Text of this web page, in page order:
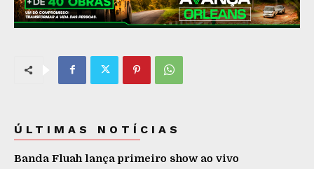
ÚLTIMAS NOTÍCIAS
Banda Fluah lança primeiro show ao vivo